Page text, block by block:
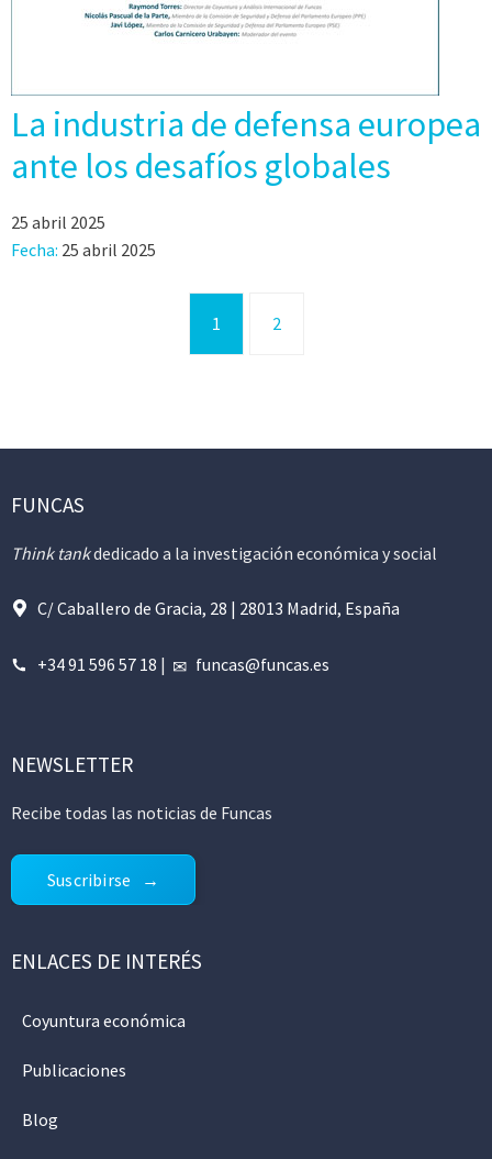
La industria de defensa europea
ante los desafíos globales
25 abril 2025
Fecha: 25 abril 2025
1 2
FUNCAS
Think tankdedicado a la investigación económica y social
C/ Caballero de Gracia, 28 | 28013 Madrid, España
+34 91 596 57 18 | funcas@funcas.es
NEWSLETTER
Recibe todas las noticias de Funcas
Suscribirse
ENLACES DE INTERÉS
Coyuntura económica
Publicaciones
Blog